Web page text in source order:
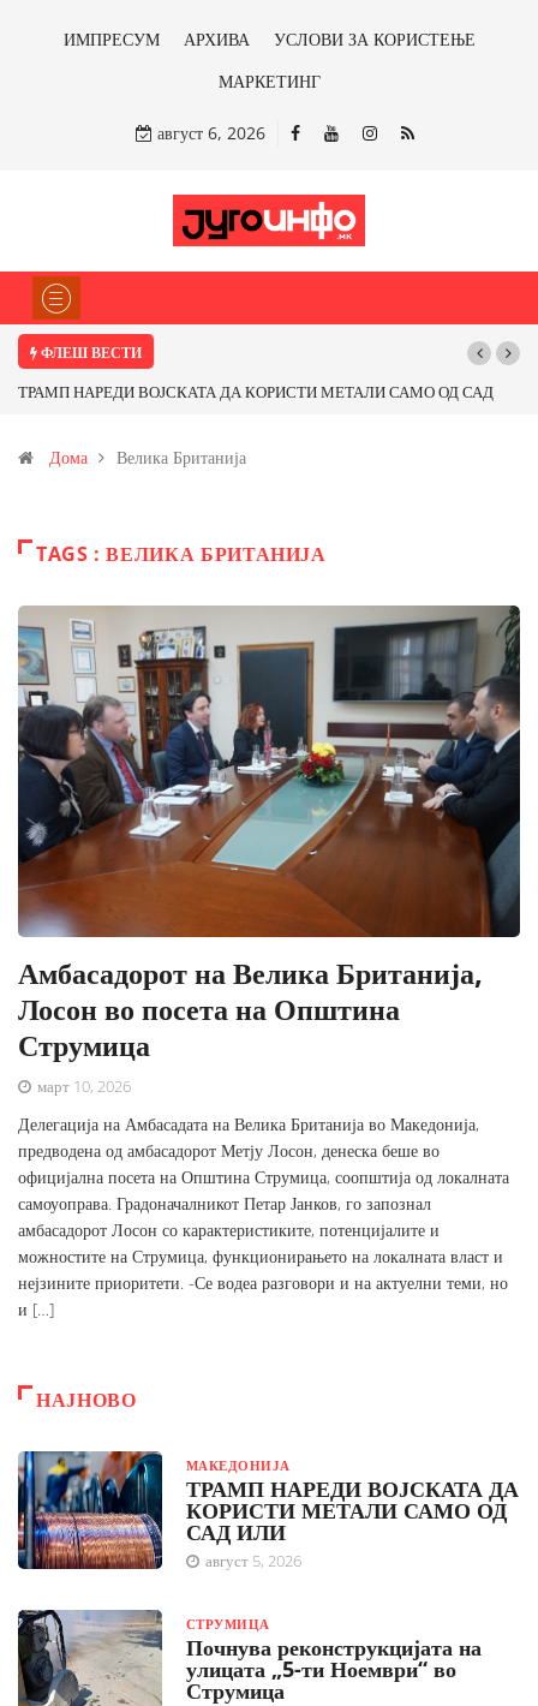
ИМПРЕСУМ АРХИВА
УСЛОВИ ЗА КОРИСТЕЊЕ
МАРКЕТИНГ
август 6, 2026
ФЛЕШ ВЕСТИ
НАРЕДИ ВОЈСКАТА ДА КОРИСТИ МЕТАЛИ САМО ОД САД
и со антимонот?
Дома Велика Британија
TAGS : ВЕЛИКА БРИТАНИЈА
Амбасадорот на Велика Британија,
Лосон во посета на Општина
Струмица
март 10, 2026
Делегација на Амбасадата на Велика Британија во Македонија,
предводена од амбасадорот Метју Лосон, денеска беше во
официјална посета на Општина Струмица, соопштија од локалната
самоуоправа. Градоначалникот Петар Јанков, го запознал
амбасадорот Лосон со карактеристиките, потенцијалите и
можностите на Струмица, функционирањето на локалната власт и
нејзините приоритети. -Се водеа разговори и на актуелни теми, но
и […]
НАЈНОВО
МАКЕДОНИЈА
ТРАМП НАРЕДИ ВОЈСКАТА ДА
КОРИСТИ МЕТАЛИ САМО ОД
САД ИЛИ
август 5, 2026
СТРУМИЦА
Почнува реконструкцијата на
улицата „5-ти Ноември“ во
Струмица